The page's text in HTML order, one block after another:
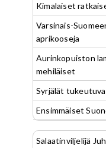
Kimalaiset
Varsinais-
aprikooseja
Aurinkopuiston
mehiläiset
Syrjälät
Ensimmäiset
Salaatinviljelijä